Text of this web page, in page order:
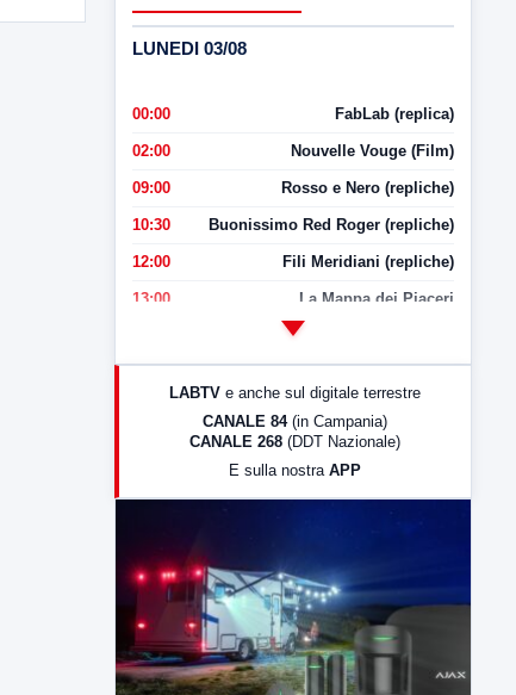
LUNEDI 03/08
00:00 FabLab (replica)
02:00 Nouvelle Vouge (Film)
09:00 Rosso e Nero (repliche)
10:30 Buonissimo Red Roger (repliche)
12:00 Fili Meridiani (repliche)
13:00 La Mappa dei Piaceri
LabNews (Diretta)
LABTV e anche sul digitale terrestre
CANALE 84 (in Campania)
CANALE 268 (DDT Nazionale)
E sulla nostra APP